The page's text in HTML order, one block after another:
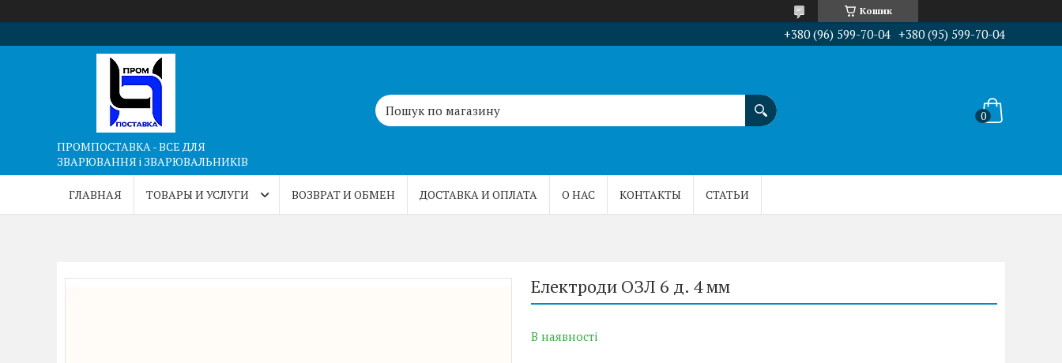
Кошик
+380 (96) 599-70-04 +380 (95) 599-70-04
ПРОМПОСТАВКА - ВСЕ ДЛЯ
ЗВАРЮВАННЯ і ЗВАРЮВАЛЬНИКІВ
ГЛАВНАЯ ТОВАРЫ И УСЛУГИ ВОЗВРАТ И ОБМЕН ДОСТАВКА И ОПЛАТА О НАС КОНТАКТЫ СТАТЬИ
Електроди ОЗЛ 6 д. 4 мм
В наявності